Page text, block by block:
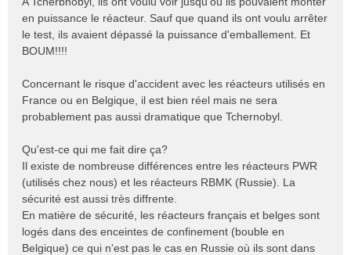
s
s
a
g
n
l
en puissance le réacteur. Sauf que quand ils ont voulu arrêter
le test, ils avaient dépassé la puissance d'emballement. Et
BOUM!!!!
Concernant le risque d'accident avec les réacteurs utilisés en
France ou en Belgique, il est bien réel mais ne sera
probablement pas aussi dramatique que Tchernobyl.
Qu'est-ce qui me fait dire ça?
Il existe de nombreuse différences entre les réacteurs PWR
(utilisés chez nous) et les réacteurs RBMK (Russie). La
sécurité est aussi très diffrente.
En matière de sécurité, les réacteurs français et belges sont
logés dans des enceintes de confinement (bouble en
Belgique) ce qui n'est pas le cas en Russie où ils sont dans